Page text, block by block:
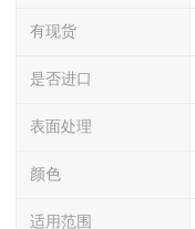
有现货
是否进口
表面处理
颜色
适用范围